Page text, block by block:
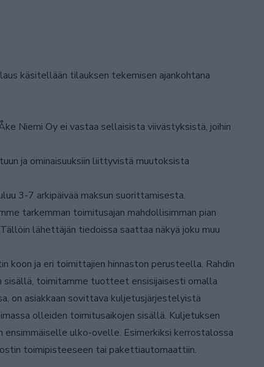
käsitellään tilauksen tekemisen ajankohtana
Niemi Oy ei vastaa sellaisista viivästyksistä, joihin
ja ominaisuuksiin liittyvistä muutoksista
3-7 arkipäivää maksun suorittamisesta.
tarkemman toimitusajan mahdollisimman pian
lähettäjän tiedoissa saattaa näkyä joku muu
ja eri toimittajien hinnaston perusteella. Rahdin
toimitamme tuotteet ensisijaisesti omalla
on asiakkaan sovittava kuljetusjärjestelyistä
olleiden toimitusaikojen sisällä. Kuljetuksen
ulko-ovelle. Esimerkiksi kerrostalossa
toimipisteeseen tai pakettiautomaattiin.